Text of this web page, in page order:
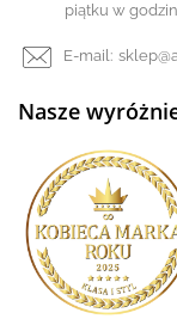
piątku w
E-mail:
Nasze